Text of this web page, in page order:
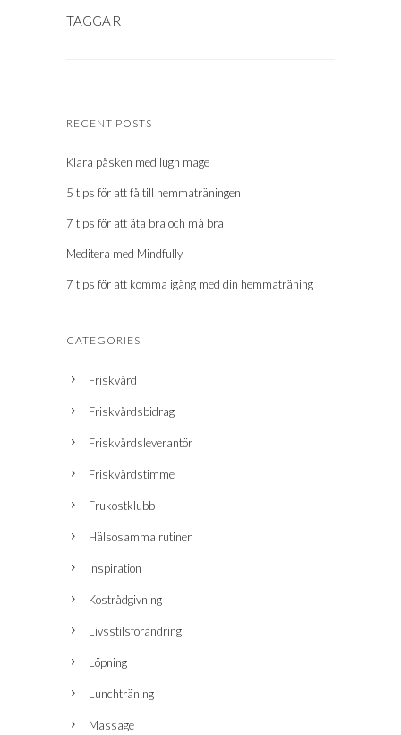
RECENT POSTS
Klara påsken med lugn mage
5 tips för att få till hemmaträningen
7 tips för att äta bra och må bra
Meditera med Mindfully
7 tips för att komma igång med din hemmaträning
CATEGORIES
Friskvård
Friskvårdsbidrag
Friskvårdsleverantör
Friskvårdstimme
Frukostklubb
Hälsosamma rutiner
Inspiration
Kostrådgivning
Livsstilsförändring
Löpning
Lunchträning
Massage